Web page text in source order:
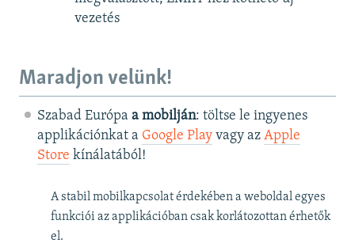
vezetés
Maradjon velünk!
Szabad Európa a mobilján: töltse le ingyenes
applikációnkat a Google Playvagy az Apple
Store kínálatából!
A stabil mobilkapcsolat érdekében a weboldal egyes
funkciói az applikációban csak korlátozottan érhetők
el.